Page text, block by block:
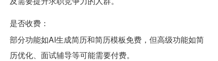
是否收费：
部分功能如AI生成简历和简历模板免费，但高级功能如简
历优化、面试辅导等可能需要付费。